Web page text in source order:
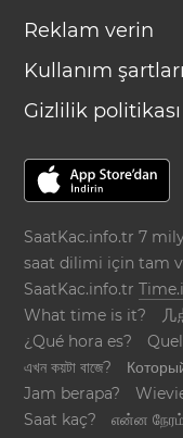
Reklam verin
Kullanım şartları
Gizlilik politikası
SaatKac.info.tr 7
saat dilimi için tam
SaatKac.info.tr
What time is it?
几
¿Qué hora es?
এখন কয়টা বাজে?
Jam berapa?
Saat kaç?
என்ன